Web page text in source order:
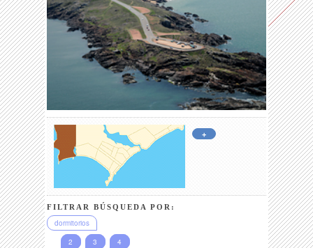
+
FILTRAR BÚSQUEDA POR:
dormitorios
2
3
4